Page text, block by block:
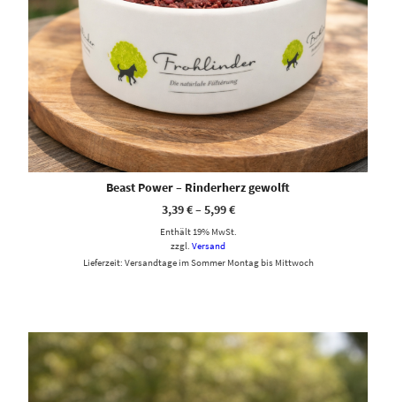
Beast Power – Rinderherz gewolft
3,39€–5,99€
Enthält 19% MwSt.
zzgl. Versand
Lieferzeit: Versandtage im Sommer Montag bis Mittwoch